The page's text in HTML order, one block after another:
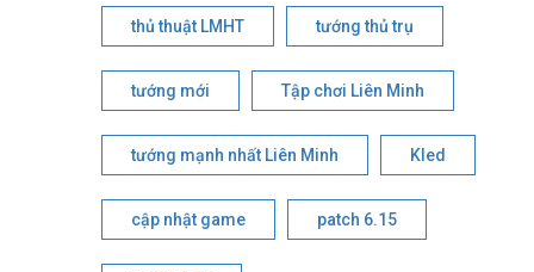
thủ thuật LMHT tướng thủ trụ
tướng mới Tập chơi Liên Minh
tướng mạnh nhất Liên Minh Kled
cập nhật game patch 6.15